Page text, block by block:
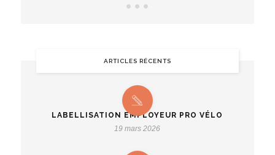
ARTICLES RÉCENTS
LABELLISATION EMPLOYEUR PRO VÉLO
19 mars 2026